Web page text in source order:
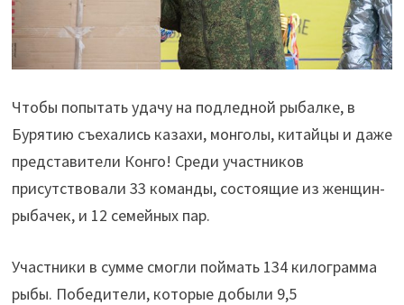
Чтобы попытать удачу на подледной рыбалке, в
Бурятию съехались казахи, монголы, китайцы и даже
представители Конго! Среди участников
присутствовали 33 команды, состоящие из женщин-
рыбачек, и 12 семейных пар.
Участники в сумме смогли поймать 134 килограмма
рыбы. Победители, которые добыли 9,5